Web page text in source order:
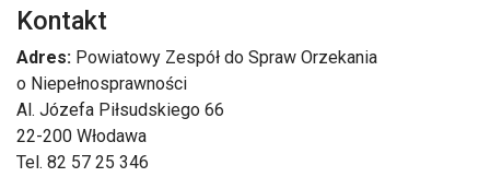
Kontakt
Adres: Powiatowy Zespół do Spraw Orzekania
o Niepełnosprawności
Al. Józefa Piłsudskiego 66
22-200 Włodawa
Tel. 82 57 25 346